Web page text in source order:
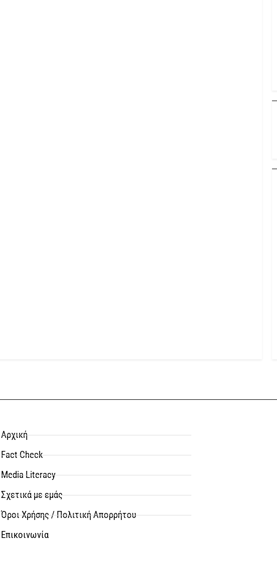
Αρχική
Fact Check
Media Literacy
Σχετικά με εμάς
Όροι Χρήσης / Πολιτική Απορρήτου
Επικοινωνία